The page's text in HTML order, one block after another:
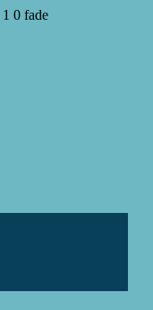
1 0 fade